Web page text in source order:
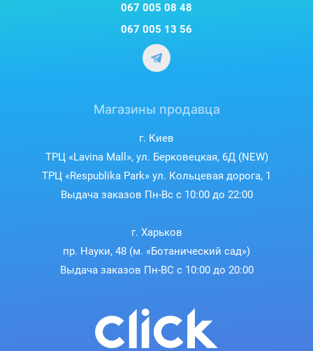
067 005 08 48
067 005 13 56
Магазины продавца
г. Киев
ТРЦ «Lavina Mall», ул. Берковецкая, 6Д (NEW)
ТРЦ «Respublika Park» ул. Кольцевая дорога, 1
Выдача заказов Пн-Вс с 10:00 до 22:00
г. Харьков
пр. Науки, 48 (м. «Ботанический сад»)
Выдача заказов Пн-ВС с 10:00 до 20:00